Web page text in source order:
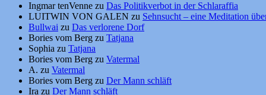
Ingmar tenVenne zu Das Politikverbot in der Schlaraffia
LUITWIN VON GALEN zu Sehnsucht – eine Meditation
Bullwai zu Das verlorene Dorf
Bories vom Berg zu Tatjana
Sophia zu Tatjana
Bories vom Berg zu Vatermal
A. zu Vatermal
Bories vom Berg zu Der Mann schläft
Ira zu Der Mann schläft